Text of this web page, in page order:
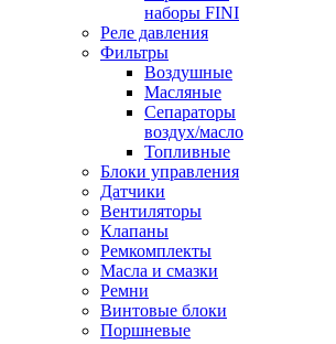
наборы FINI
Реле давления
Фильтры
Воздушные
Масляные
Сепараторы
воздух/масло
Топливные
Блоки управления
Датчики
Вентиляторы
Клапаны
Ремкомплекты
Масла и смазки
Ремни
Винтовые блоки
Поршневые